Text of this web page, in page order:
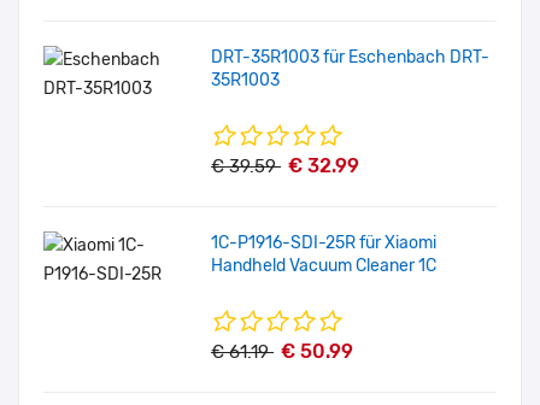
DRT-35R1003 für Eschenbach DRT-
35R1003
€ 39.59 € 32.99
1C-P1916-SDI-25R für Xiaomi
Handheld Vacuum Cleaner 1C
€ 61.19 € 50.99